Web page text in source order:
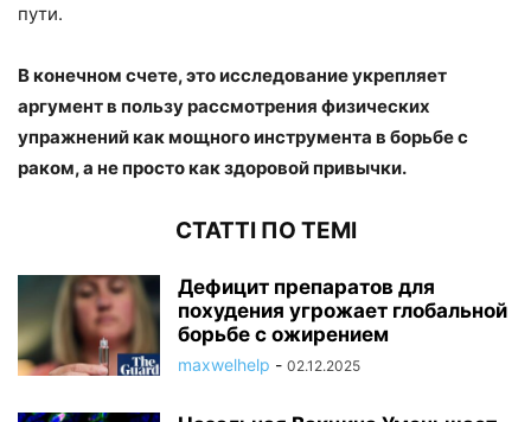
пути.
В конечном счете, это исследование укрепляет
аргумент в пользу рассмотрения физических
упражнений как мощного инструмента в борьбе с
раком, а не просто как здоровой привычки.
СТАТТІ ПО ТЕМІ
Дефицит препаратов для
похудения угрожает глобальной
борьбе с ожирением
maxwelhelp - 02.12.2025